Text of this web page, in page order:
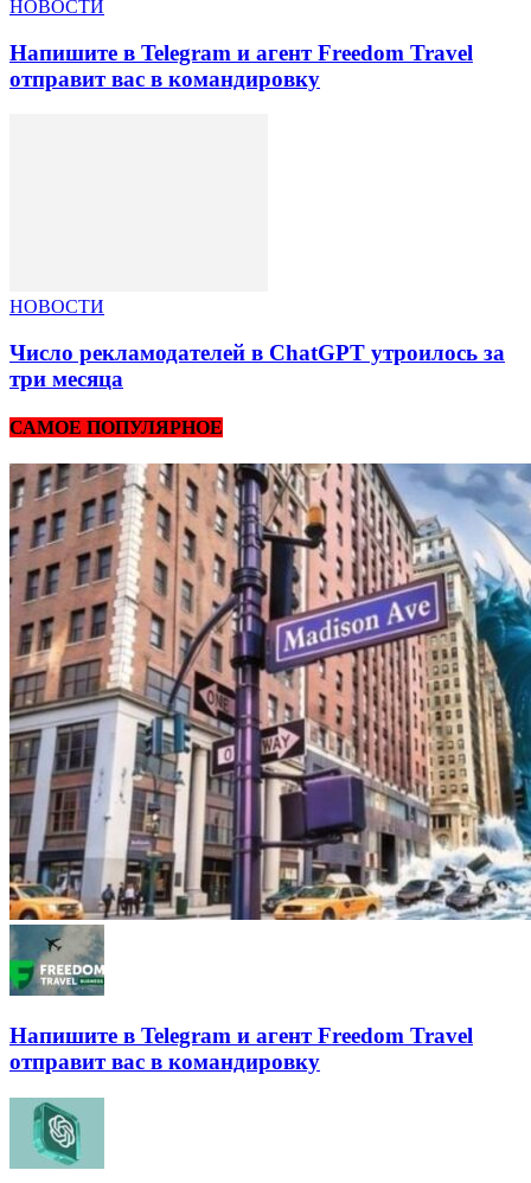
НОВОСТИ
Напишите в Telegram и агент Freedom Travel
отправит вас в командировку
НОВОСТИ
Число рекламодателей в ChatGPT утроилось за
три месяца
САМОЕ ПОПУЛЯРНОЕ
Напишите в Telegram и агент Freedom Travel
отправит вас в командировку